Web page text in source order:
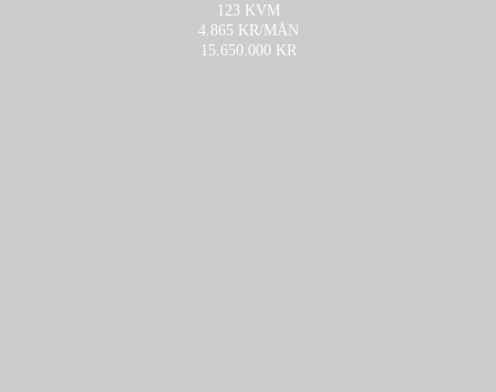
123 KVM
4.865 KR/MÅN
15.650.000 KR